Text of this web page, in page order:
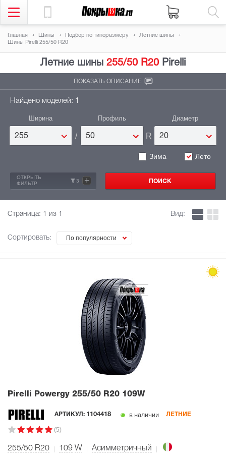
Главная Шины Подбор по типоразмеру
Летние шины
Шины Pirelli 255/50 R20
Летние шины 255/50 R20 Pirelli
ПОКАЗАТЬ ОПИСАНИЕ
Найдено моделей: 1
Ширина
255 /
Профиль
50 R
Диаметр
20
Зима Лето
ОТКРЫТЬ
ФИЛЬТР
3 +
Страница: 1 из 1
Сортировать: По популярности
Вид:
Pirelli Powergy 255/50 R20 109W
АРТИКУЛ: 1104418 в наличии ЛЕТНИЕ
(5)
255/50 R20 109 W Асимметричный